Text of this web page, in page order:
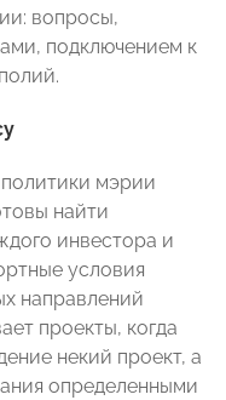
вопросы,
подключением к
мэрии
найти
инвестора и
условия
направлений
проекты, когда
некий проект, а
определенными